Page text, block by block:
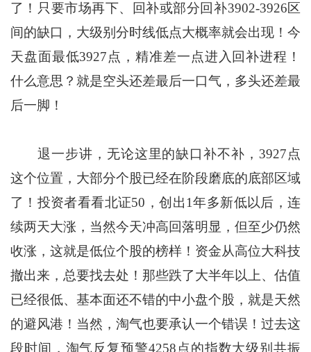
了！只要市场再下、回补或部分回补3902-3926区
间的缺口，大级别分时线低点大概率就会出现！今
天盘面最低3927点，精准差一点进入回补进程！
什么意思？就是空头还差最后一口气，多头还差最
后一脚！
退一步讲，无论这里的缺口补不补，3927点
这个位置，大部分个股已经在阶段磨底的底部区域
了！投资者看看北证50，创出1年多新低以后，连
续两天大涨，当然今天冲高回落明显，但至少仍然
收涨，这就是低位个股的榜样！资金从高位大科技
撤出来，总要找去处！那些跌了大半年以上、估值
已经很低、基本面还不错的中小盘个股，就是天然
的避风港！当然，淘气也要承认一个错误！过去这
段时间，淘气反复预警4258点的指数大级别共振